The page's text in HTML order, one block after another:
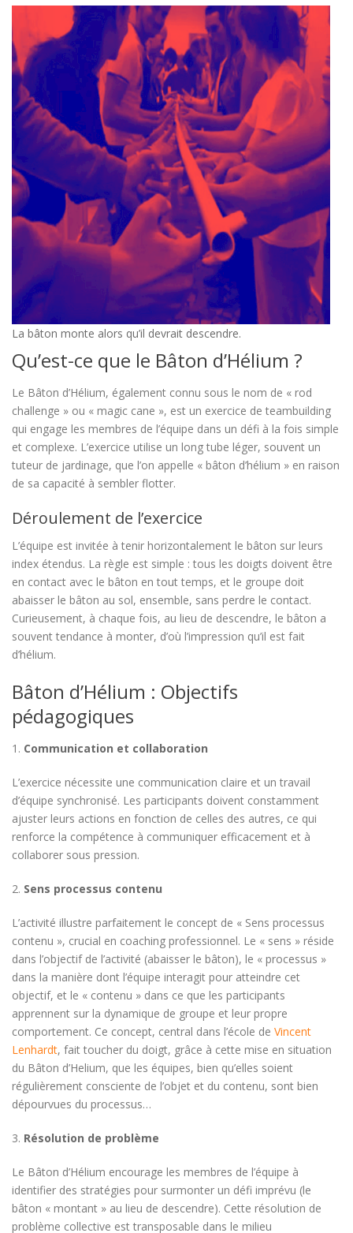
La bâton monte alors qu’il devrait descendre.
Qu’est-ce que le Bâton d’Hélium ?
Le Bâton d’Hélium, également connu sous le nom de « rod
challenge » ou « magic cane », est un exercice de teambuilding
qui engage les membres de l’équipe dans un défi à la fois simple
et complexe. L’exercice utilise un long tube léger, souvent un
tuteur de jardinage, que l’on appelle « bâton d’hélium » en raison
de sa capacité à sembler flotter.
Déroulement de l’exercice
L’équipe est invitée à tenir horizontalement le bâton sur leurs
index étendus. La règle est simple : tous les doigts doivent être
en contact avec le bâton en tout temps, et le groupe doit
abaisser le bâton au sol, ensemble, sans perdre le contact.
Curieusement, à chaque fois, au lieu de descendre, le bâton a
souvent tendance à monter, d’où l’impression qu’il est fait
d’hélium.
Bâton d’Hélium : Objectifs
pédagogiques
1. Communication et collaboration
L’exercice nécessite une communication claire et un travail
d’équipe synchronisé. Les participants doivent constamment
ajuster leurs actions en fonction de celles des autres, ce qui
renforce la compétence à communiquer efficacement et à
collaborer sous pression.
2. Sens processus contenu
L’activité illustre parfaitement le concept de « Sens processus
contenu », crucial en coaching professionnel. Le « sens » réside
dans l’objectif de l’activité (abaisser le bâton), le « processus »
dans la manière dont l’équipe interagit pour atteindre cet
objectif, et le « contenu » dans ce que les participants
apprennent sur la dynamique de groupe et leur propre
comportement. Ce concept, central dans l’école de Vincent
Lenhardt, fait toucher du doigt, grâce à cette mise en situation
du Bâton d’Helium, que les équipes, bien qu’elles soient
régulièrement consciente de l’objet et du contenu, sont bien
dépourvues du processus…
3. Résolution de problème
Le Bâton d’Hélium encourage les membres de l’équipe à
identifier des stratégies pour surmonter un défi imprévu (le
bâton « montant » au lieu de descendre). Cette résolution de
problème collective est transposable dans le milieu